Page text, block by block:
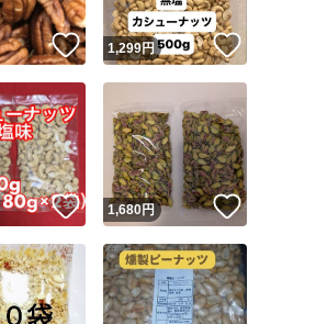
いいね！
1,299円
いいね！
1,680円 いいね！